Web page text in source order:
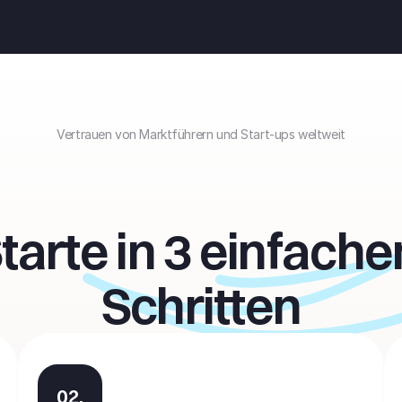
Vertrauen von Marktführern und Start-ups weltweit
in 3
Schritten
02.